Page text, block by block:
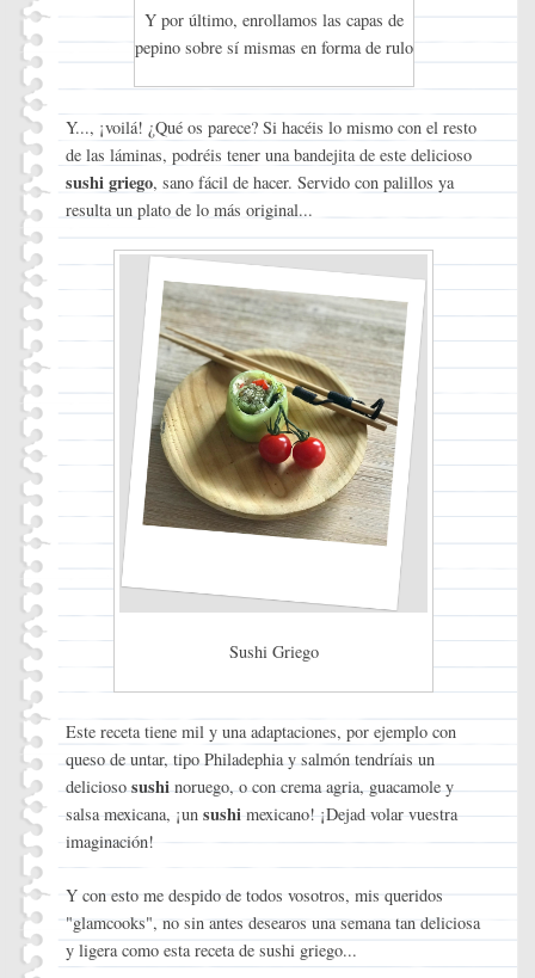
Y por último, enrollamos las capas de
pepino sobre sí mismas en forma de rulo
Y..., ¡voilá! ¿Qué os parece? Si hacéis lo mismo con el resto
de las láminas, podréis tener una bandejita de este delicioso
sushi griego, sano fácil de hacer. Servido con palillos ya
resulta un plato de lo más original...
Sushi Griego
Este receta tiene mil y una adaptaciones, por ejemplo con
queso de untar, tipo Philadephia y salmón tendríais un
deliciososushinoruego, o con crema agria, guacamole y
salsa mexicana, ¡un sushi mexicano! ¡Dejad volar vuestra
imaginación!
Y con esto me despido de todos vosotros, mis queridos
"glamcooks", no sin antes desearos una semana tan deliciosa
y ligera como esta receta de sushi griego...